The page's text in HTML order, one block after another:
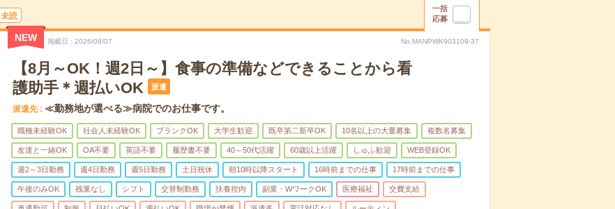
未読
一括
応募
NEW 掲載日 2026/08/07 No.MANPWK903109-37
【8月～OK！週2日～】食事の準備などできることから看
護助手＊週払いOK
派遣
派遣先 ≪勤務地が選べる≫病院でのお仕事です。
職種未経験OK 社会人未経験OK ブランクOK 大学生歓迎 既卒第二新卒OK 10名以上の大量募集 複数名募集
友達と一緒OK OA不要 英語不要 履歴書不要 40～50代活躍 60歳以上活躍 しゅふ歓迎 WEB登録OK
週2～3日勤務 週4日勤務 週5日勤務 土日祝休 朝10時以降スタート 16時前までの仕事 17時前までの仕事
午後のみOK 残業なし シフト 交替制勤務 扶養控内 副業・WワークOK 医療福祉 交費支給